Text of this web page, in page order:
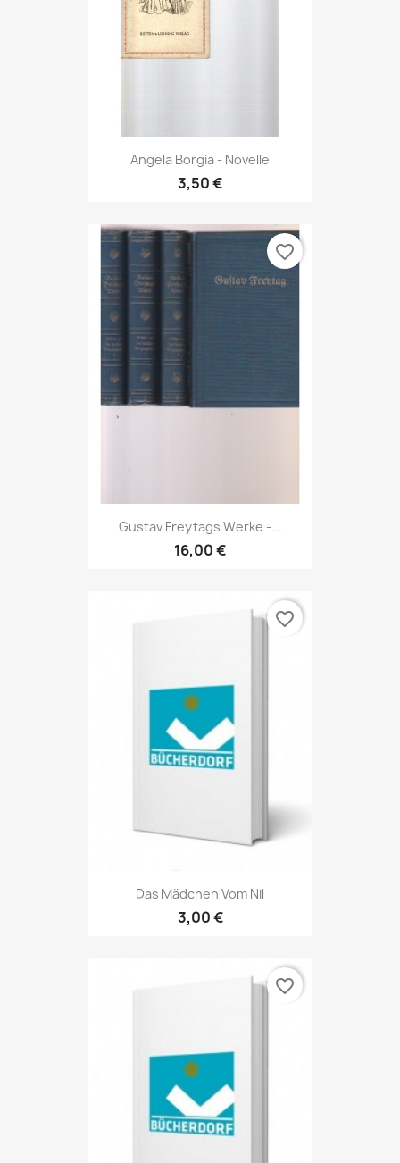
Angela Borgia - Novelle
3,50 €
Gustav Freytags Werke -...
16,00 €
favorite_border
Das Mädchen Vom Nil
3,00 €
favorite_border
favorite_border